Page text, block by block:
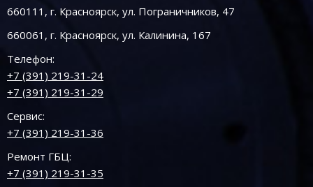
660111, г. Красноярск, ул. Пограничников, 47
660061, г. Красноярск, ул. Калинина, 167
Телефон:
+7 (391) 219-31-24
+7 (391) 219-31-29
Сервис:
+7 (391) 219-31-36
Ремонт ГБЦ:
+7 (391) 219-31-35